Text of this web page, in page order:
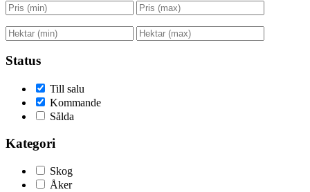
Status
Till salu
Kommande
Sålda
Kategori
Skog
Åker